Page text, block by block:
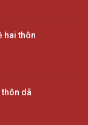
hai thôn
thôn dã